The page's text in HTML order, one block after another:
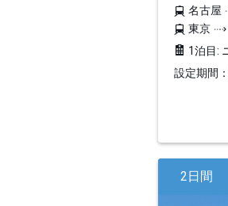
名古屋
東京
1泊目:
設定期間
2日間